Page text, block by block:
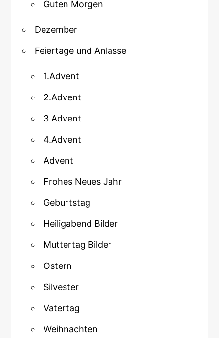
Guten Morgen
Dezember
Feiertage und Anlasse
1.Advent
2.Advent
3.Advent
4.Advent
Advent
Frohes Neues Jahr
Geburtstag
Heiligabend Bilder
Muttertag Bilder
Ostern
Silvester
Vatertag
Weihnachten